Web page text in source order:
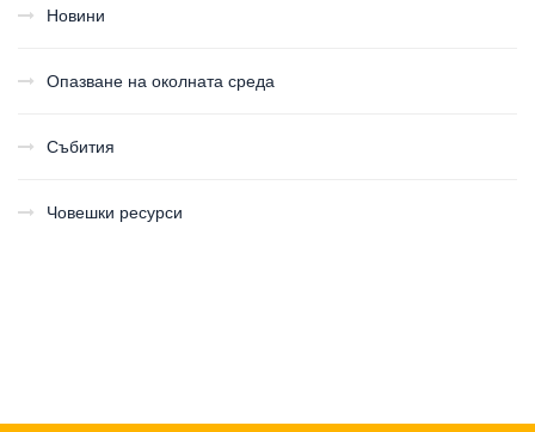
Новини
Опазване на околната среда
Събития
Човешки ресурси